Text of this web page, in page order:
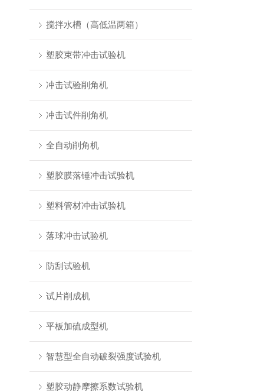
搅拌水槽（高低温两箱）
塑胶束带冲击试验机
冲击试验削角机
冲击试件削角机
全自动削角机
塑胶膜落锤冲击试验机
塑料管材冲击试验机
落球冲击试验机
防刮试验机
试片削成机
平板加硫成型机
智慧型全自动破裂强度试验机
塑胶动静摩擦系数试验机